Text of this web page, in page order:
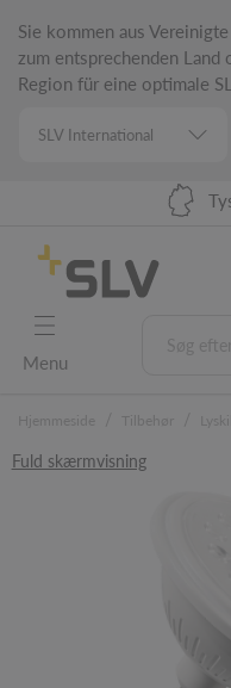
Sie kommen aus
zum entsprechenden Land
Region für eine optimale
Menu
Fuld skærmvisning